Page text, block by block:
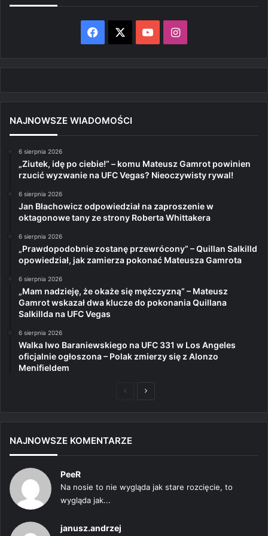
Facebook YouTubeInstagram
NAJNOWSZE WIADOMOŚCI
6 sierpnia 2026
„Ziutek, idę po ciebie!” – komu Mateusz Gamrot powinien
rzucić wyzwanie na UFC Vegas? Nieoczywisty rywal!
6 sierpnia 2026
Jan Błachowicz odpowiedział na zaproszenie w
oktagonowe tany ze strony Roberta Whittakera
6 sierpnia 2026
„Prawdopodobnie zostanę przewrócony” – Quillan Salkilld
opowiedział, jak zamierza pokonać Mateusza Gamrota
6 sierpnia 2026
„Mam nadzieję, że okaże się mężczyzną” – Mateusz
Gamrot wskazał dwa klucze do pokonania Quillana
Salkillda na UFC Vegas
6 sierpnia 2026
Walka Iwo Baraniewskiego na UFC 331 w Los Angeles
oficjalnie ogłoszona – Polak zmierzy się z Alonzo
Menifieldem
PoprzedniaNastępna
NAJNOWSZE KOMENTARZE
PeeR
Na nosie to nie wygląda jak stare rozcięcie, to
wygląda jak...
janusz.andrzej